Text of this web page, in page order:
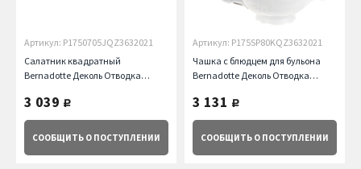
Артикул: P1750705JQZ3632021
Салатник квадратный
Bernadotte Деколь Отводка
3 039 руб.
СООБЩИТЬ О ПОСТУПЛЕНИИ
Артикул: P175SP80KQZ3632021
Чашка с блюдцем для бульона
Bernadotte Деколь Отводка
3 131 руб.
СООБЩИТЬ О ПОСТУПЛЕНИИ